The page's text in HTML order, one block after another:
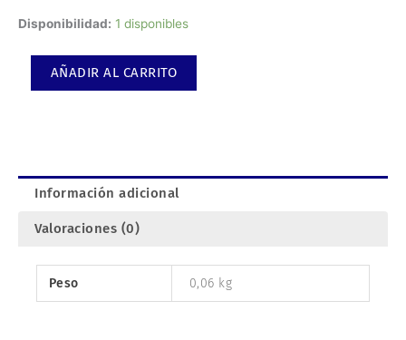
Disponibilidad: 1 disponibles
Cubo
AÑADIR AL CARRITO
Información adicional
Valoraciones (0)
Peso 0,06 kg